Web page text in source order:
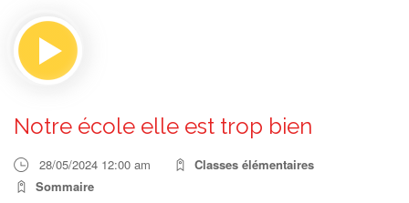
Notre école elle est trop bien
28/05/2024 12:00 am
Classes élémentaires
Sommaire